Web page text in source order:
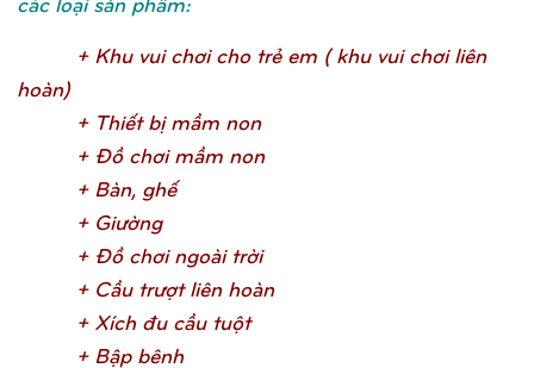
+ Khu vui chơi cho trẻem ( khu vui chơi liên
hoàn)
+ Thiết bịmầm non
+ Đồchơi mầm non
+ Bàn, ghế
+ Giường
+ Đồchơi ngoài trời
+ Cầu trượt liên hoàn
+ Xích đu cầu tuột
+ Bập bênh